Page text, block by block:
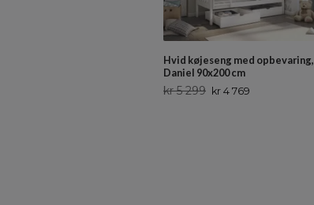
Hvid køjeseng med opbevaring,
Daniel 90x200 cm
kr 5 299 kr 4 769